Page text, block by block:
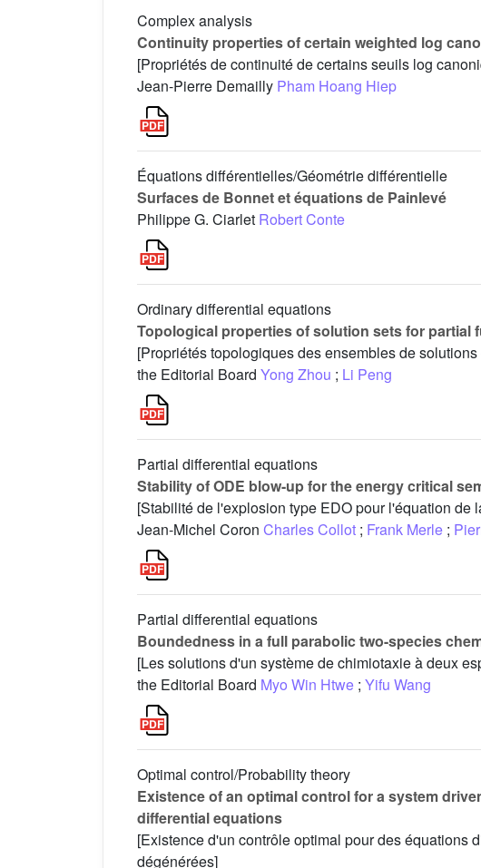
Complex analysis
Continuity properties of certain weighted log
[Propriétés de continuité de certains seuils log
Jean-Pierre Demailly Pham Hoang Hiep
Équations différentielles/Géométrie différentielle
Surfaces de Bonnet et équations de Painlevé
Philippe G. Ciarlet Robert Conte
Ordinary differential equations
Topological properties of solution sets for
[Propriétés topologiques des ensembles de
the Editorial Board Yong Zhou ; Li Peng
Partial differential equations
Stability of ODE blow-up for the energy critical
[Stabilité de l'explosion type EDO pour l'équation de
Jean-Michel Coron Charles Collot ; Frank Merle ;
Partial differential equations
Boundedness in a full parabolic two-species
[Les solutions d'un système de chimiotaxie à deux
the Editorial Board Myo Win Htwe ; Yifu Wang
Optimal control/Probability theory
Existence of an optimal control for a system
differential equations
[Existence d'un contrôle optimal pour des
dégénérées]